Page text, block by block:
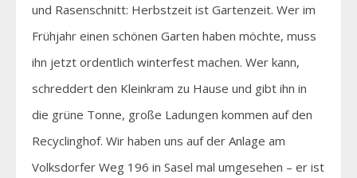
und Rasenschnitt: Herbstzeit ist Gartenzeit. Wer im
Frühjahr einen schönen Garten haben möchte, muss
ihn jetzt ordentlich winterfest machen. Wer kann,
schreddert den Kleinkram zu Hause und gibt ihn in
die grüne Tonne, große Ladungen kommen auf den
Recyclinghof. Wir haben uns auf der Anlage am
Volksdorfer Weg 196 in Sasel mal umgesehen – er ist